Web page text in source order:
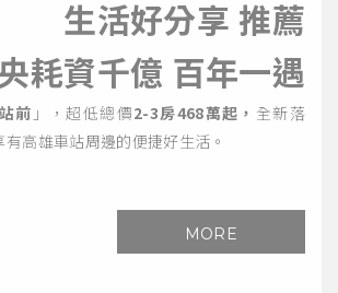
生活好分享 推薦
耗資千億 百年一遇
前 」，超低總價2-3房468萬起， 全新落
高雄車站周邊的便捷好生活。
MORE